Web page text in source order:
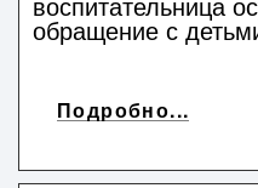
обращение с
Подробно...